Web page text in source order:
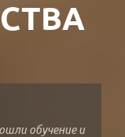
обучение и